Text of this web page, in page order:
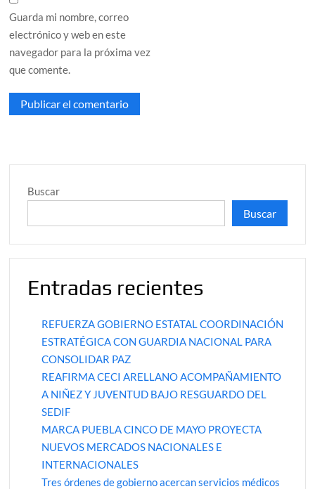
Guarda mi nombre, correo
electrónico y web en este
navegador para la próxima vez
que comente.
Buscar
Buscar
Entradas recientes
REFUERZA GOBIERNO ESTATAL COORDINACIÓN
ESTRATÉGICA CON GUARDIA NACIONAL PARA
CONSOLIDAR PAZ
REAFIRMA CECI ARELLANO ACOMPAÑAMIENTO
A NIÑEZ Y JUVENTUD BAJO RESGUARDO DEL
SEDIF
MARCA PUEBLA CINCO DE MAYO PROYECTA
NUEVOS MERCADOS NACIONALES E
INTERNACIONALES
Tres órdenes de gobierno acercan servicios médicos